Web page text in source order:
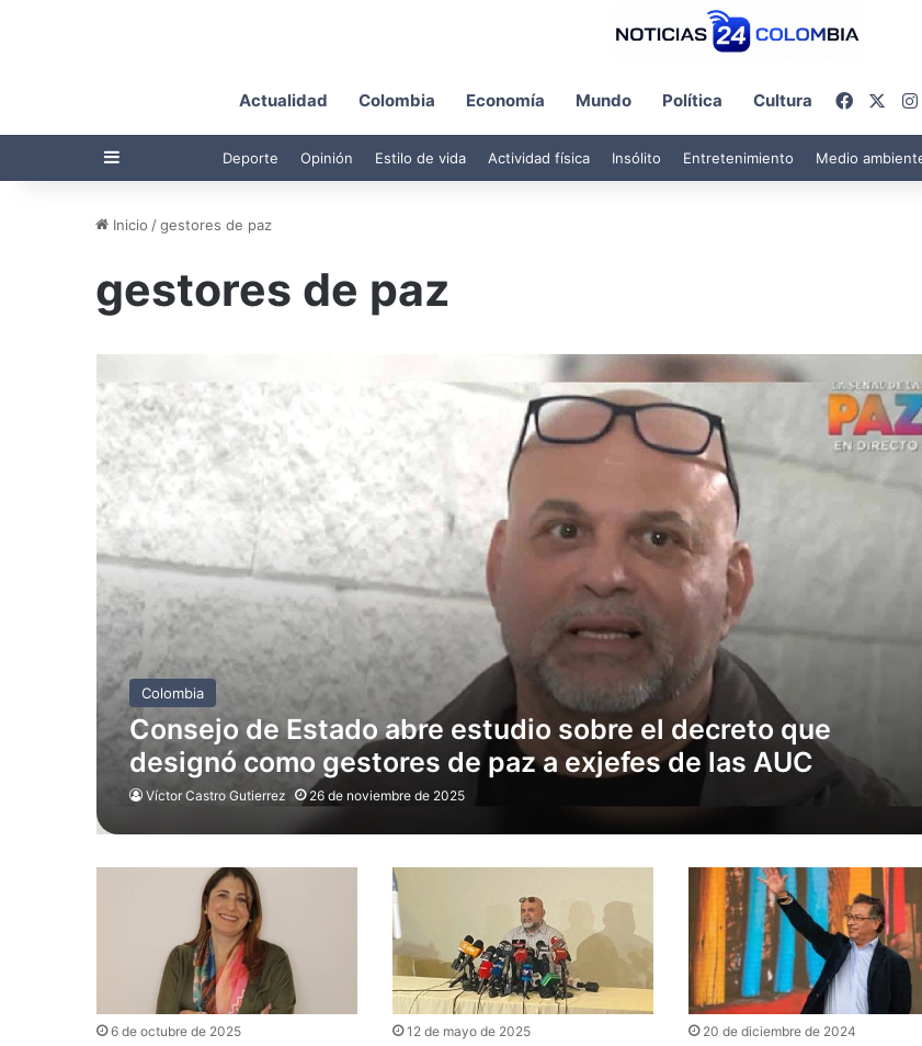
Actualidad Colombia Economía Mundo Política Cultura Facebook
Barra lateral Deporte Opinión Estilo de vida Actividad física Insólito Entretenimiento Medio
Inicio /gestores de paz
gestores de paz
Colombia
Consejo de Estado abre estudio sobre el decreto que
designó como gestores de paz a exjefes de las AUC
Víctor Castro Gutierrez 26 de noviembre de 2025
6 de octubre de 2025 12 de mayo de 2025 20 de diciembre de 2024